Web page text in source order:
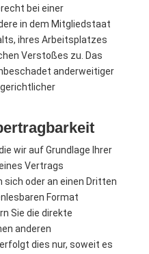
bei einer
in dem Mitgliedstaat
ihres Arbeitsplatzes
Verstoßes zu. Das
anderweitiger
wir auf Grundlage Ihrer
Vertrags
oder an einen Dritten
Format
Sie die direkte
anderen
dies nur, soweit es